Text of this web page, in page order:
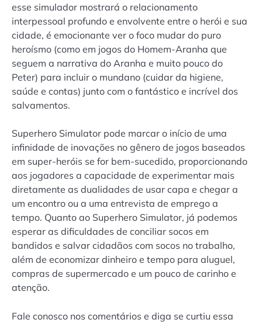
esse simulador mostrará o relacionamento
interpessoal profundo e envolvente entre o herói e sua
cidade, é emocionante ver o foco mudar do puro
heroísmo (como em jogos do Homem-Aranha que
seguem a narrativa do Aranha e muito pouco do
Peter) para incluir o mundano (cuidar da higiene,
saúde e contas) junto com o fantástico e incrível dos
salvamentos.
Superhero Simulator pode marcar o início de uma
infinidade de inovações no gênero de jogos baseados
em super-heróis se for bem-sucedido, proporcionando
aos jogadores a capacidade de experimentar mais
diretamente as dualidades de usar capa e chegar a
um encontro ou a uma entrevista de emprego a
tempo. Quanto ao Superhero Simulator, já podemos
esperar as dificuldades de conciliar socos em
bandidos e salvar cidadãos com socos no trabalho,
além de economizar dinheiro e tempo para aluguel,
compras de supermercado e um pouco de carinho e
atenção.
Fale conosco nos comentários e diga se curtiu essa